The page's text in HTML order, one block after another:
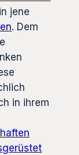
jene
. Dem
in ihrem